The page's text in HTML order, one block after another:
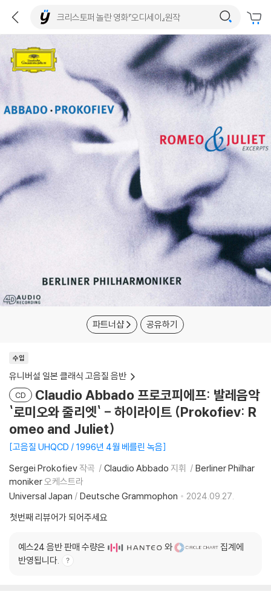
파트너샵 공유하기
수입
유니버설 일본 클래식 고음질 음반
CD
Claudio Abbado 프로코피에프: 발레음악
`로미오와 줄리엣` - 하이라이트 (Prokofiev: R
omeo and Juliet)
고음질 UHQCD / 1996년 4월 베를린 녹음
Sergei Prokofiev 작곡 Claudio Abbado 지휘
Berliner Philhar
moniker오케스트라
Universal Japan / Deutsche Grammophon
2024.09.27.
첫번째 리뷰어가 되어주세요
예스24 음반 판매 수량은 와
집계에
반영됩니다.